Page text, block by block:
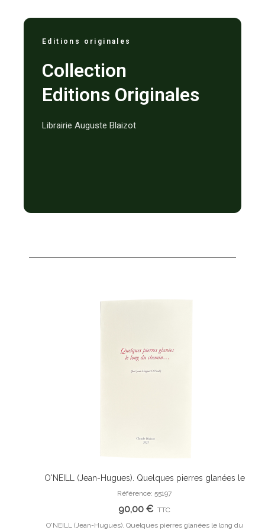
Editions originales
Collection
Editions Originales
Librairie Auguste Blaizot
Ajouter Au Panier
O'NEILL (Jean-Hugues). Quelques pierres glanées le
long du chemin.
Référence: 55197
90,00 € TTC
O'NEILL (Jean-Hugues). Quelques pierres glanées le long du